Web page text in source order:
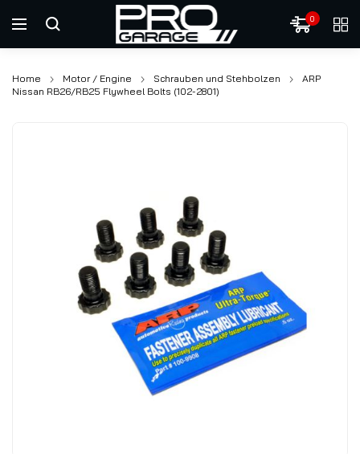
0
Home Motor / Engine Schrauben und Stehbolzen
ARP
Nissan RB26/RB25 Flywheel Bolts (102-2801)